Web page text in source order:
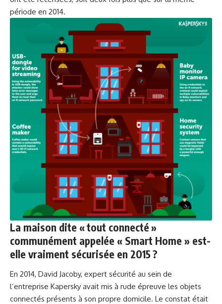
période en 2014.
La maison dite « tout connecté »
communément appelée « Smart Home » est-
elle vraiment sécurisée en 2015 ?
En 2014, David Jacoby, expert sécurité au sein de
l’entreprise Kapersky avait mis à rude épreuve les objets
connectés présents à son propre domicile. Le constat était